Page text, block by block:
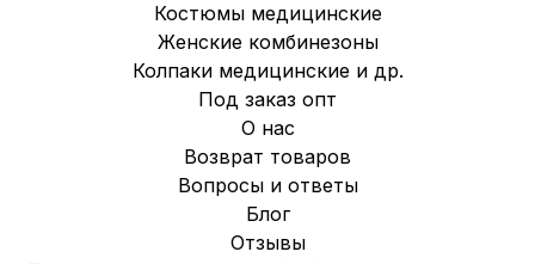
Костюмы медицинские
Женские комбинезоны
Колпаки медицинские и др.
Под заказ опт
О нас
Возврат товаров
Вопросы и ответы
Блог
Отзывы